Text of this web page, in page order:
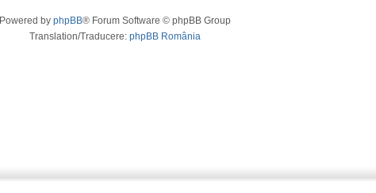
Powered by phpBB® Forum Software © phpBB Group
Translation/Traducere: phpBB România